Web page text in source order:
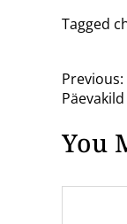
Tagged
P
o
s
Previous:
Päevakild
You